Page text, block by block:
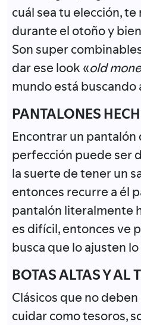
cuál sea tu elección,
durante el otoño y
Son super
dar ese look «old
mundo está
PANTALONES
Encontrar un pantalón
perfección puede ser
la suerte de tener un
entonces recurre a él
pantalón literalmente
es difícil, entonces ve
busca que lo ajusten
BOTAS ALTAS Y AL
Clásicos que no
cuidar como tesoros,